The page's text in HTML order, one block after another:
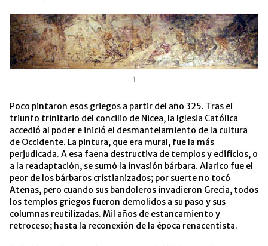
1
Poco pintaron esos griegos a partir del año 325. Tras el
triunfo trinitario del concilio de Nicea, la Iglesia Católica
accedió al poder e inició el desmantelamiento de la cultura
de Occidente. La pintura, que era mural, fue la más
perjudicada. A esa faena destructiva de templos y edificios, o
a la readaptación, se sumó la invasión bárbara. Alarico fue el
peor de los bárbaros cristianizados; por suerte no tocó
Atenas, pero cuando sus bandoleros invadieron Grecia, todos
los templos griegos fueron demolidos a su paso y sus
columnas reutilizadas. Mil años de estancamiento y
retroceso; hasta la reconexión de la época renacentista.